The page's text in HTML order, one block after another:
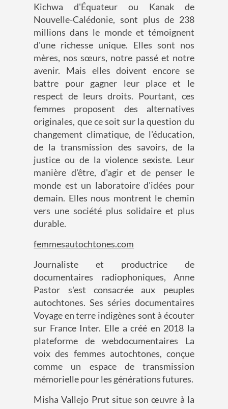
Kichwa d'Équateur ou Kanak de
Nouvelle-Calédonie, sont plus de 238
millions dans le monde et témoignent
d'une richesse unique. Elles sont nos
mères, nos sœurs, notre passé et notre
avenir. Mais elles doivent encore se
battre pour gagner leur place et le
respect de leurs droits. Pourtant, ces
femmes proposent des alternatives
originales, que ce soit sur la question du
changement climatique, de l'éducation,
de la transmission des savoirs, de la
justice ou de la violence sexiste. Leur
manière d'être, d'agir et de penser le
monde est un laboratoire d'idées pour
demain. Elles nous montrent le chemin
vers une société plus solidaire et plus
durable.
femmesautochtones.com
Journaliste et productrice de
documentaires radiophoniques, Anne
Pastor s'est consacrée aux peuples
autochtones. Ses séries documentaires
Voyage en terre indigènes sont à écouter
sur France Inter. Elle a créé en 2018 la
plateforme de webdocumentaires La
voix des femmes autochtones, conçue
comme un espace de transmission
mémorielle pour les générations futures.
Misha Vallejo Prut situe son œuvre à la